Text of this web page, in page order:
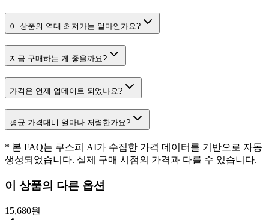
이 상품의 역대 최저가는 얼마인가요?
지금 구매하는 게 좋을까요?
가격은 언제 업데이트 되었나요?
평균 가격대비 얼마나 저렴한가요?
* 본 FAQ는 쿠스피 AI가 수집한 가격 데이터를 기반으로 자동
생성되었습니다. 실제 구매 시점의 가격과 다를 수 있습니다.
이 상품의 다른 옵션
15,680원